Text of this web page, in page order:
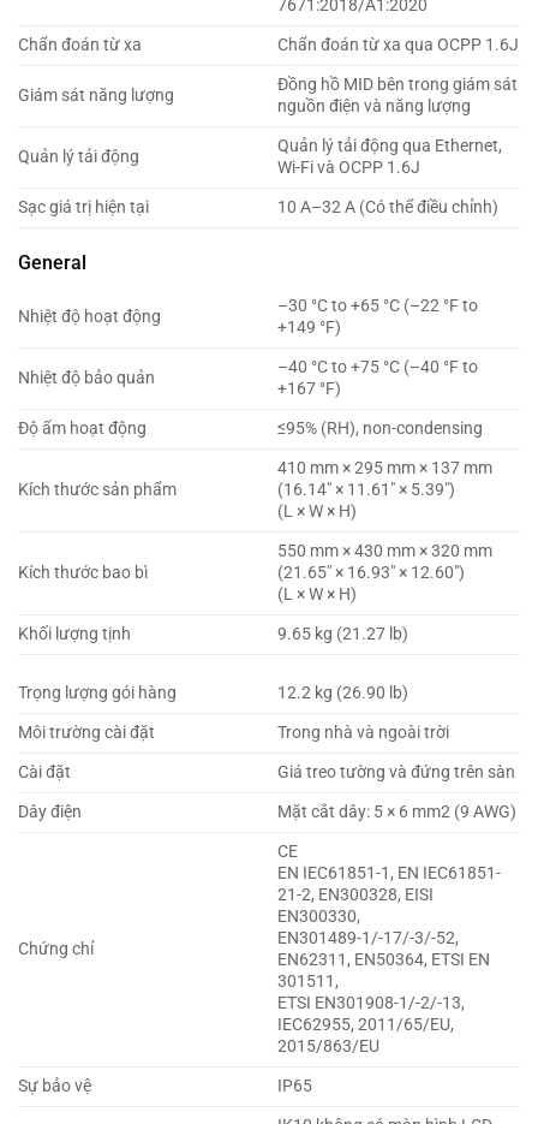
7671:2018/A1:2020
Chẩn đoán từ xa
Chẩn đoán từ xa qua OCPP 1.6J
Giám sát năng lượng
Đồng hồ MID bên trong giám sát
nguồn điện và năng lượng
Quản lý tải động
Quản lý tải động qua Ethernet,
Wi-Fi và OCPP 1.6J
Sạc giá trị hiện tại
10 A–32 A (Có thể điều chỉnh)
General
Nhiệt độ hoạt động
–30 °C to +65 °C (–22 °F to
+149 °F)
Nhiệt độ bảo quản
–40 °C to +75 °C (–40 °F to
+167 °F)
Độ ẩm hoạt động
≤95% (RH), non-condensing
Kích thước sản phẩm
410 mm × 295 mm × 137 mm
(16.14″ × 11.61″ × 5.39″)
(L × W × H)
Kích thước bao bì
550 mm × 430 mm × 320 mm
(21.65″ × 16.93″ × 12.60″)
(L × W × H)
Khối lượng tịnh
9.65 kg (21.27 lb)
Trọng lượng gói hàng
12.2 kg (26.90 lb)
Môi trường cài đặt
Trong nhà và ngoài trời
Cài đặt
Giá treo tường và đứng trên sàn
Dây điện
Mặt cắt dây: 5 × 6 mm2 (9 AWG)
Chứng chỉ
CE
EN IEC61851-1, EN IEC61851-
21-2, EN300328, EISI
EN300330,
EN301489-1/-17/-3/-52,
EN62311, EN50364, ETSI EN
301511,
ETSI EN301908-1/-2/-13,
IEC62955, 2011/65/EU,
2015/863/EU
Sự bảo vệ
IP65